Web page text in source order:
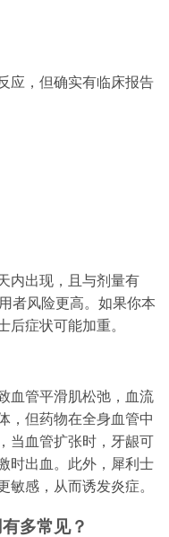
应，但确实有临床报告
内出现，且与剂量有
者风险更高。如果你本
症状可能加重。
血管平滑肌松弛，血流
，但药物在全身血管中
当血管扩张时，牙龈可
时出血。此外，犀利士
感，从而诱发炎症。
多常见？